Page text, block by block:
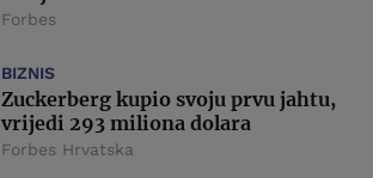
Forbes
BIZNIS
Zuckerberg kupio svoju prvu jahtu,
vrijedi 293 miliona dolara
Forbes Hrvatska